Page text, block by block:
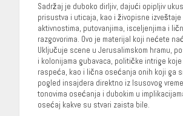
Sadržaj je duboko dirljiv, dajući opipljiv
prisustva i uticaja, kao i živopisne izveštaje
aktivnostima, putovanjima, isceljenjima i
razgovorima. Ovo je materijal koji nećete
Uključuje scene u Jerusalimskom hramu,
i kolonijama gubavaca, političke intrige koje
raspeća, kao i lična osećanja onih koji ga
pogled insajdera direktno iz Isusovog
tonovima osećanja i dubokim u
osećaj kakve su stvari zaista bile.